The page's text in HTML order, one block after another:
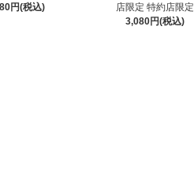
円(税込)
店限定 特約店限定
3,080円(税込)